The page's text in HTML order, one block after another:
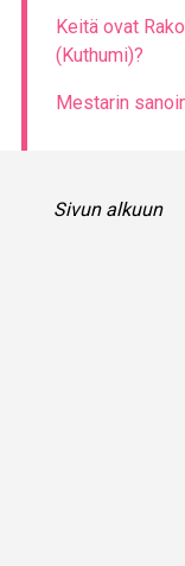
Keitä ovat
(Kuthumi)?
Mestarin
Sivun alkuun